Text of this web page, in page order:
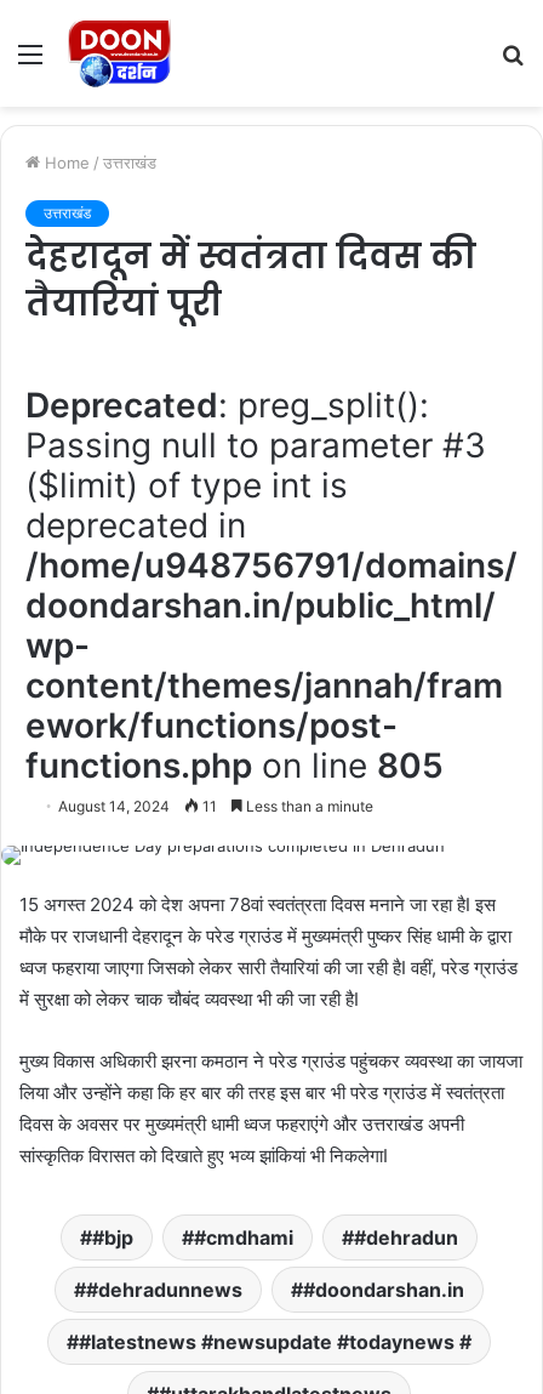
Menu
Home / उत्तराखंड
उत्तराखंड
देहरादून में स्वतंत्रता दिवस की
तैयारियां पूरी
Deprecated: preg_split():
Passing null to parameter #3
($limit) of type int is
deprecated in
/home/u948756791/domains/
doondarshan.in/public_html/
wp-
content/themes/jannah/fram
ework/functions/post-
functions.php on line 805
August 14, 2024 11 Less than a minute
15 अगस्त 2024 को देश अपना 78वां स्वतंत्रता दिवस मनाने जा रहा हैI इस
मौके पर राजधानी देहरादून के परेड ग्राउंड में मुख्यमंत्री पुष्कर सिंह धामी के द्वारा
ध्वज फहराया जाएगा जिसको लेकर सारी तैयारियां की जा रही हैI वहीं, परेड ग्राउंड
में सुरक्षा को लेकर चाक चौबंद व्यवस्था भी की जा रही हैI
मुख्य विकास अधिकारी झरना कमठान ने परेड ग्राउंड पहुंचकर व्यवस्था का जायजा
लिया और उन्होंने कहा कि हर बार की तरह इस बार भी परेड ग्राउंड में स्वतंत्रता
दिवस के अवसर पर मुख्यमंत्री धामी ध्वज फहराएंगे और उत्तराखंड अपनी
सांस्कृतिक विरासत को दिखाते हुए भव्य झांकियां भी निकलेगाI
#bjp #cmdhami #dehradun
#dehradunnews #doondarshan.in
#latestnews #newsupdate #todaynews #